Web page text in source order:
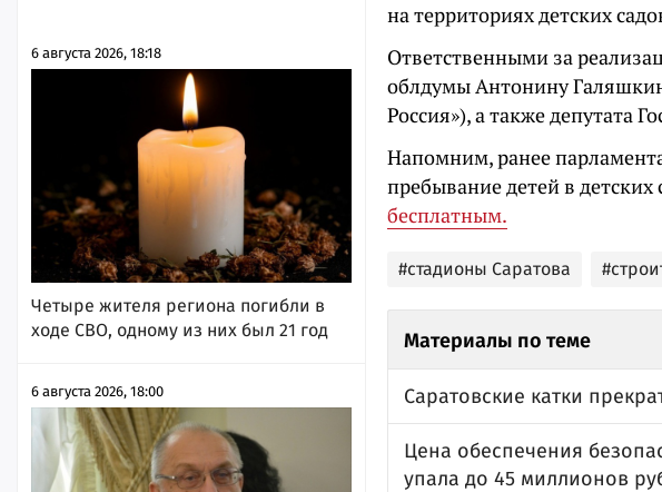
6 августа 2026, 18:18
Четыре жителя региона погибли в
ходе СВО, одному из них был 21 год
6 августа 2026, 18:00
на территориях детских
Ответственными за
облдумы Антонину
Россия»), а также депутата
Напомним, ранее
пребывание детей в детских
бесплатным.
#стадионы Саратова
Материалы по теме
Саратовские катки
Цена обеспечения
упала до 45 миллионов